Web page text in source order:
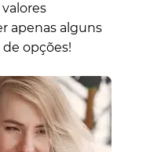
apenas alguns
opções!